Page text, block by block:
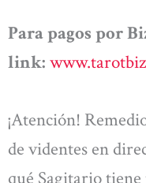
Para pagos por
link:
¡Atención!
de videntes en